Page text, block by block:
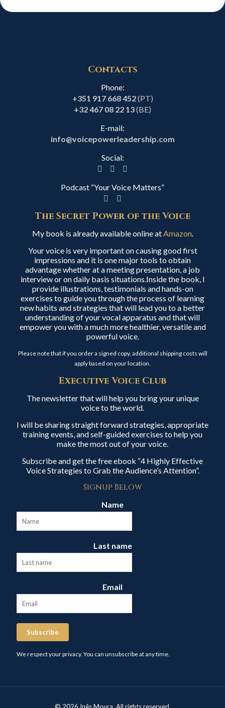
Contacts
Phone:
+351 917 668 452(PT)
+32 467 08 22 13(BE)
E-mail:
info@voicepowerleadership.com
Social:
Podcast “Your Voice Matters”
The Secret Power of the Voice
My book is already available online atAmazon.
Your voice is very important on causing good first
impressions and it is one major tools to obtain
advantage whether at a meeting presentation, a job
interview or on daily basis situations.Inside the book, I
provide illustrations, testimonials and hands-on
exercises to guide you through the process of learning
new habits and strategies that will lead you to a better
understanding of your vocal apparatus and that will
empower you with a much more healthier, versatile and
powerful voice.
Please note that if you order a signed copy, additional shipping costs will
apply based on your location.
Executive Voice Club
The newsletter that will help you bring your unique
voice to the world.
I will be sharing straight forward strategies, appropriate
training events, and self-guided exercises to help you
make the most out of your voice.
Subscribe and get the free ebook “4 Highly Effective
Voice Strategies to Grab the Audience’s Attention”.
Signup Below
Name
Last name
Email
Subscribe
We respect your privacy. You can unsubscribe at any time.